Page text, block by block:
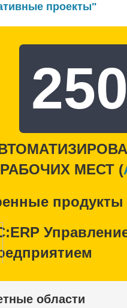
проекты"
250
РАБОЧИХ МЕСТ (
продукты
области